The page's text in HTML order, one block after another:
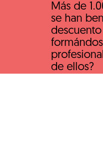
Más de
se han
de ellos?